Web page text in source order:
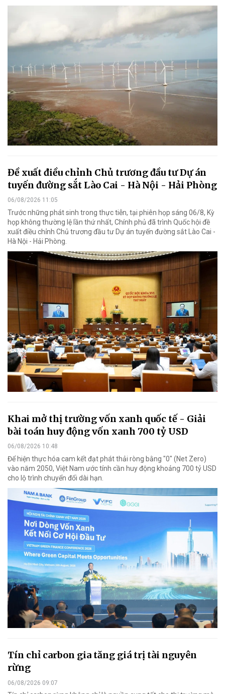
Đề xuất điều chỉnh Chủ trương đầu tư Dự án
tuyến đường sắt Lào Cai - Hà Nội - Hải Phòng
06/08/2026 11:05
Trước những phát sinh trong thực tiễn, tại phiên họp sáng 06/8, Kỳ
họp không thường lệ lần thứ nhất, Chính phủ đã trình Quốc hội đề
xuất điều chỉnh Chủ trương đầu tư Dự án tuyến đường sắt Lào Cai -
Hà Nội - Hải Phòng.
Khai mở thị trường vốn xanh quốc tế - Giải
bài toán huy động vốn xanh 700 tỷ USD
06/08/2026 10:48
Để hiện thực hóa cam kết đạt phát thải ròng bằng "0" (Net Zero)
vào năm 2050, Việt Nam ước tính cần huy động khoảng 700 tỷ USD
cho lộ trình chuyển đổi dài hạn.
Tín chỉ carbon gia tăng giá trị tài nguyên
rừng
06/08/2026 09:07